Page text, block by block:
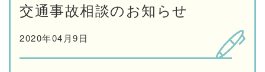
交通事故相談のお知らせ
2020年04月9日